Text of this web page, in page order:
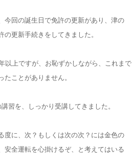
今回の誕生日で免許の更新があり、津の
の更新手続きをしてきました。
以上ですが、お恥ずかしながら、これまで
ことがありません。
習を、しっかり受講してきました。
度に、次？もしくは次の次？には金色の
安全運転を心掛けるぞ、と考えてはいる